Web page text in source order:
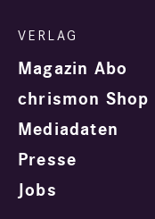
Magazin Abo
chrismon Shop
Mediadaten
Presse
Jobs